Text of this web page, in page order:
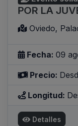
POR LA
Oviedo,
Fecha: 09
Precio:
Longitud:
Detalles